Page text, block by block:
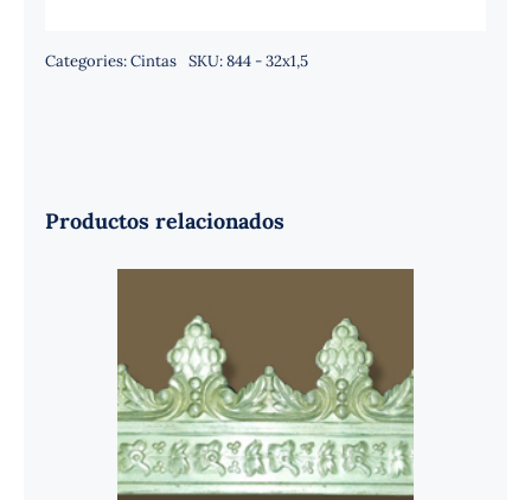
Categories:Cintas SKU:844 - 32x1,5
Productos relacionados